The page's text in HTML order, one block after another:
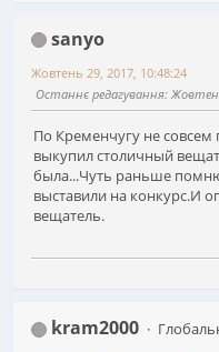
sanyo
Жовтень 29, 2017, 10:48:24
Останнє редагування:
По Кременчугу не
выкупил столичный
была...Чуть раньше
выставили на конкурс.И
вещатель.
kram2000